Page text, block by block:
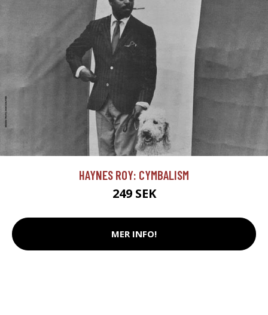
HAYNES ROY: CYMBALISM
249 SEK
MER INFO!